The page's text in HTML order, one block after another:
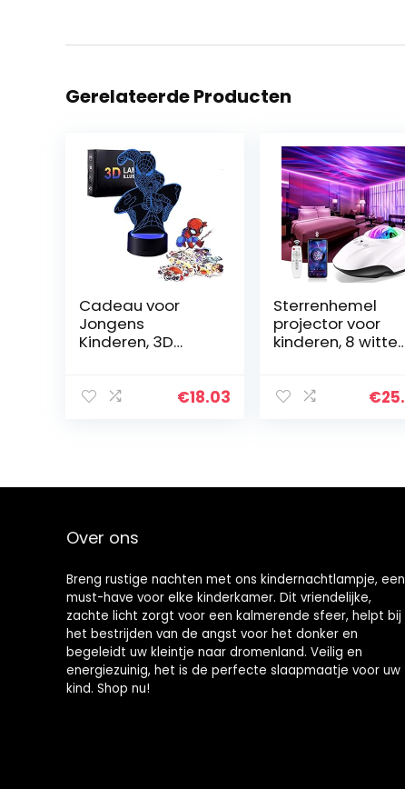
Gerelateerde Producten
Cadeau voor
Jongens
Kinderen, 3D
voor 8-12 Jaar
€18.03
Sterrenhemel
projector voor
kinderen, 8 witte
led-projector, 8
€
Over ons
Breng rustige nachten met ons kindernachtlampje, een
must-have voor elke kinderkamer. Dit vriendelijke,
zachte licht zorgt voor een kalmerende sfeer, helpt bij
het bestrijden van de angst voor het donker en
begeleidt uw kleintje naar dromenland. Veilig en
energiezuinig, het is de perfecte slaapmaatje voor uw
kind. Shop nu!